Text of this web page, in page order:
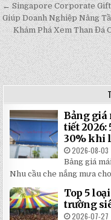
Post
navigation
← Singapore Corporate
Giúp Doanh Nghiệp Nâng
Khám Phá Xem Than Đá
Bảng giá
tiết 2026:
30% khi
2026-08-03
Bảng giá
Nhu cầu che nắng mưa
Top 5
trường
2026-07-27